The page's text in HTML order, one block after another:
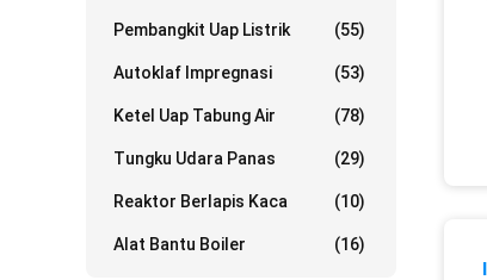
Pembangkit Uap Listrik (55)
Autoklaf Impregnasi (53)
Ketel Uap Tabung Air (78)
Tungku Udara Panas (29)
Reaktor Berlapis Kaca (10)
Alat Bantu Boiler (16)